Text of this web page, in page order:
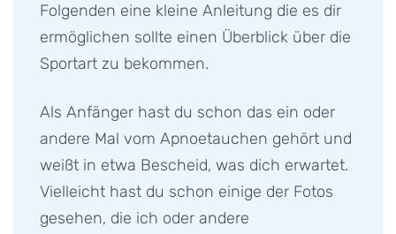
Folgenden eine kleine Anleitung die es dir
ermöglichen sollte einen Überblick über die
Sportart zu bekommen.
Als Anfänger hast du schon das ein oder
andere Mal vom Apnoetauchen gehört und
weißt in etwa Bescheid, was dich erwartet.
Vielleicht hast du schon einige der Fotos
gesehen, die ich oder andere